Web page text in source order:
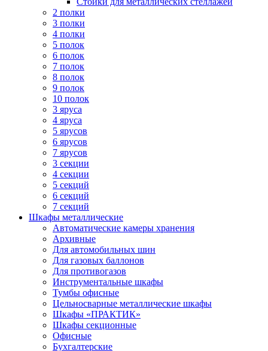
2 полки
3 полки
4 полки
5 полок
6 полок
7 полок
8 полок
9 полок
10 полок
3 яруса
4 яруса
5 ярусов
6 ярусов
7 ярусов
3 секции
4 секции
5 секций
6 секций
7 секций
Шкафы металлические
Автоматические камеры хранения
Архивные
Для автомобильных шин
Для газовых баллонов
Для противогазов
Инструментальные шкафы
Тумбы офисные
Цельносварные металлические шкафы
Шкафы «ПРАКТИК»
Шкафы секционные
Офисные
Бухгалтерские